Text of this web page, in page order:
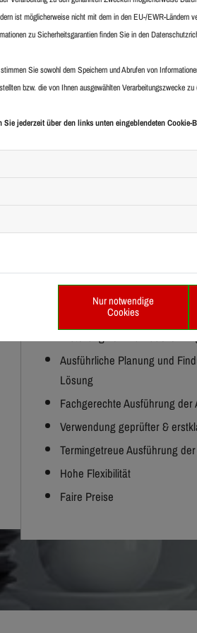
sind wir Ihr richtiger Ansprechpartner in
zur Seite und beraten Sie
auch die gesamte Planung Ihres
von unserer langjährigen Erfahrung –
Partner rund um das Thema
Kunden mit unserer Leistung überzeugt.
Unser Service im Überblick:
Kompetente Beratung & Planung
Erstellung von individuellen
Ausführliche Planung und
Lösung
Fachgerechte Ausführung der
Verwendung geprüfter &
Termingetreue Ausführung
Hohe Flexibilität
Faire Preise
ist möglicherweise nicht mit dem in den EU-/EWR-Ländern
zu Sicherheitsgarantien finden Sie in den
Sie sowohl dem Speichern und Abrufen von
bzw. die von Ihnen ausgewählten Verarbeitungszwecke
jederzeit über den links unten eingeblendeten
Nur notwendige
Cookies